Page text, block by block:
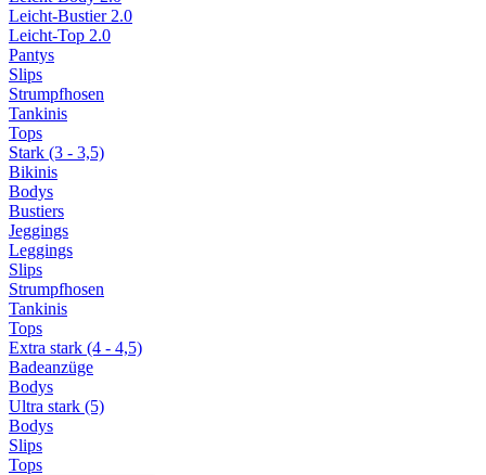
Leicht-Bustier 2.0
Leicht-Top 2.0
Pantys
Slips
Strumpfhosen
Tankinis
Tops
Stark (3 - 3,5)
Bikinis
Bodys
Bustiers
Jeggings
Leggings
Slips
Strumpfhosen
Tankinis
Tops
Extra stark (4 - 4,5)
Badeanzüge
Bodys
Ultra stark (5)
Bodys
Slips
Tops